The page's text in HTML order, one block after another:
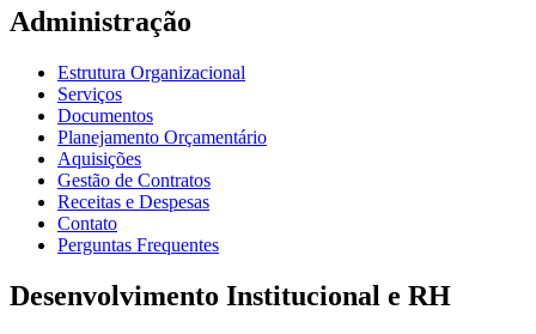
Administração
Estrutura Organizacional
Serviços
Documentos
Planejamento Orçamentário
Aquisições
Gestão de Contratos
Receitas e Despesas
Contato
Perguntas Frequentes
Desenvolvimento Institucional e RH